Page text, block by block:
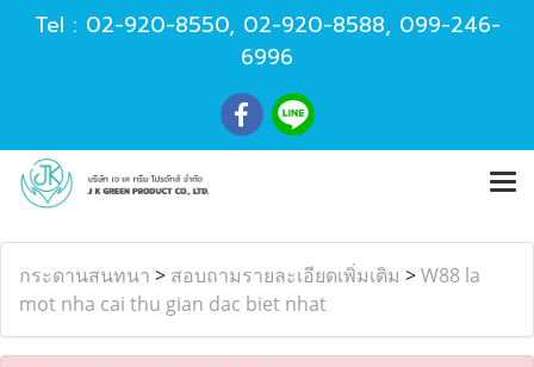
Tel : 02-920-8550, 02-920-8588, 099-246-
6996
กระดานสนทนา > สอบถามรายละเอียดเพิ่มเติม >W88 la
mot nha cai thu gian dac biet nhat